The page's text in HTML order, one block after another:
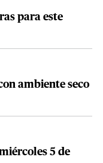
para este
ambiente seco
5 de